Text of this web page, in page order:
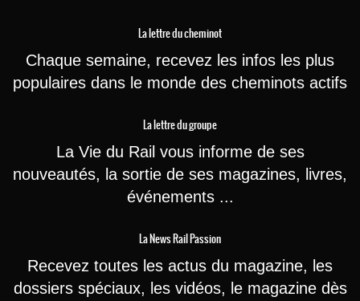
La lettre du cheminot
Chaque semaine, recevez les infos les plus
populaires dans le monde des cheminots actifs
La lettre du groupe
La Vie du Rail vous informe de ses
nouveautés, la sortie de ses magazines, livres,
événements ...
La News Rail Passion
Recevez toutes les actus du magazine, les
dossiers spéciaux, les vidéos, le magazine dès